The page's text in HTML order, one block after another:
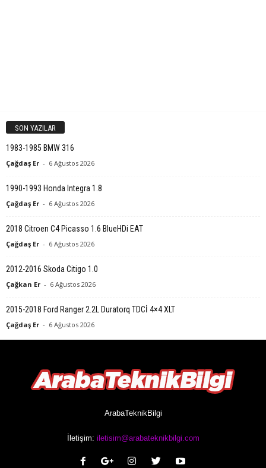
SON YAZILAR
1983-1985 BMW 316
Çağdaş Er - 6 Ağustos 2026
1990-1993 Honda Integra 1.8
Çağdaş Er - 6 Ağustos 2026
2018 Citroen C4 Picasso 1.6 BlueHDi EAT
Çağdaş Er - 6 Ağustos 2026
2012-2016 Skoda Citigo 1.0
Çağkan Er - 6 Ağustos 2026
2015-2018 Ford Ranger 2.2L Duratorq TDCİ 4×4 XLT
Çağdaş Er - 6 Ağustos 2026
ArabaTeknikBilgi
İletişim: iletisim@arabateknikbilgi.com